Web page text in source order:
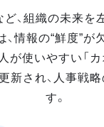
、組織の未来を
情報の“鮮度”が
が使いやすい「カ
新され、人事戦
す。